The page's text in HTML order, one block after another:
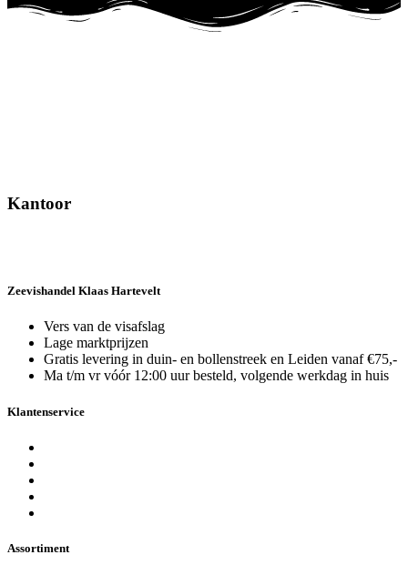
Kantoor
Zeevishandel Klaas Hartevelt
Vers van de visafslag
Lage marktprijzen
Gratis levering in duin- en bollenstreek en Leiden vanaf €75,-
Ma t/m vr vóór 12:00 uur besteld, volgende werkdag in huis
Klantenservice
Assortiment